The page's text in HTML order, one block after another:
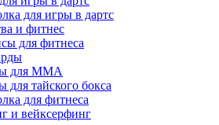
для игры в дартс
и фитнес
для фитнеса
для MMA
тайского бокса
для фитнеса
и вейксерфинг